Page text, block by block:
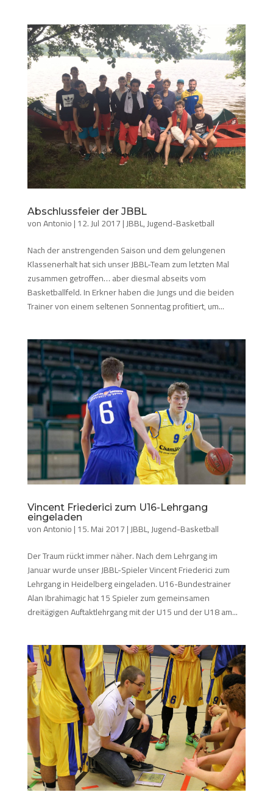
Abschlussfeier der JBBL
vonAntonio|12. Jul 2017|JBBL,Jugend-Basketball
Nach der anstrengenden Saison und dem gelungenen
Klassenerhalt hat sich unser JBBL-Team zum letzten Mal
zusammen getroffen… aber diesmal abseits vom
Basketballfeld. In Erkner haben die Jungs und die beiden
Trainer von einem seltenen Sonnentag profitiert, um...
Vincent Friederici zum U16-Lehrgang
eingeladen
vonAntonio|15. Mai 2017|JBBL,Jugend-Basketball
Der Traum rückt immer näher. Nach dem Lehrgang im
Januar wurde unser JBBL-Spieler Vincent Friederici zum
Lehrgang in Heidelberg eingeladen. U16-Bundestrainer
Alan Ibrahimagic hat 15 Spieler zum gemeinsamen
dreitägigen Auftaktlehrgang mit der U15 und der U18 am...